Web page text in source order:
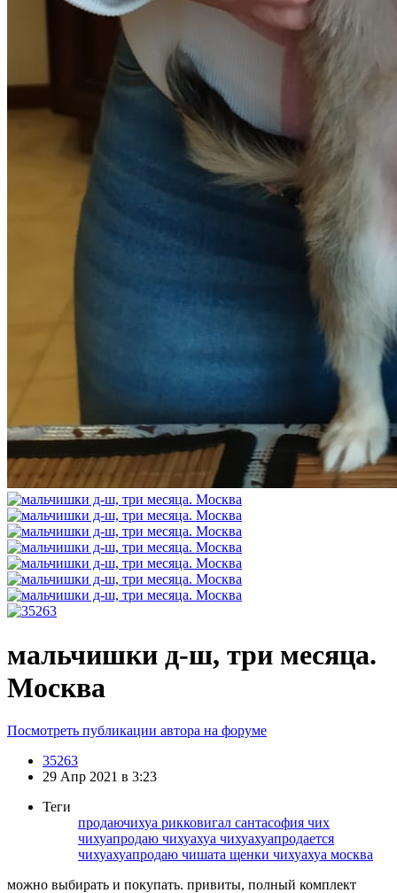
мальчишки д-ш, три месяца.
Москва
Посмотреть публикации автора на форуме
35263
29 Апр 2021 в 3:23
Теги
продаючихуа рикковигал сантасофия чих
чихуапродаю чихуахуа чихуахуапродается
чихуахуапродаю чишата щенки чихуахуа москва
можно выбирать и покупать. привиты, полный комплект